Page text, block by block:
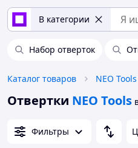
В категории
Набор отверток
Каталог товаров NEO Tools
Отвертки NEO Tools
Фильтры